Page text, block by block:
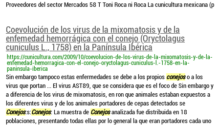
Proveedores del sector Mercados 58 T Toni Roca ni Roca La cunicultura mexicana (p
Coevolución de los virus de la mixomatosis y de la
enfemedad hemorrágica con el conejo (Oryctolagus
cuniculus L., 1758) en la Panínsula Ibérica
https://cunicultura.com/2009/10/coevolucion-de-los-virus-de-la-mixomatosis-y-de-la-
enfemedad-hemorragica-con-el-conejo-oryctolagus-cuniculus-l.-1758-en-la-
paninsula-iberica
Sin embargo tampoco estas enfermedades se debe a los propios conejoso a los
virus que portan ... El virus AST89, que se considera que es el foco de Sin embargo y
a diferencia de los virus de mixomatosis, en ron que animales estaban expuestos a
los diferentes virus y de los animales portadores de cepas detectados se
Conejos:s:Conejos: La muestra de Conejosanalizada fue distribuida en 18
poblaciones, presentando todas ellas por lo general la que eran portadores cada uno